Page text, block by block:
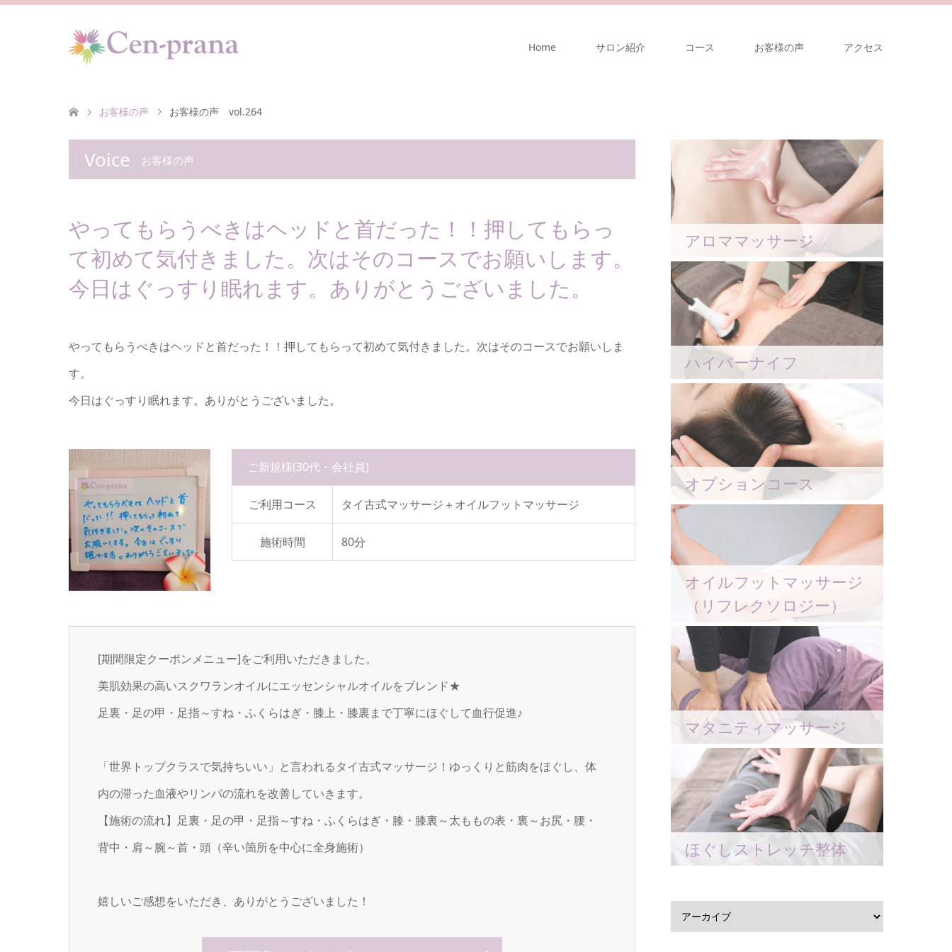
Home サロン紹介 コース お客様の声 アクセス
お客様の声 お客様の声 vol.264
Voice お客様の声
やってもらうべきはヘッドと首だった！！押してもらっ
て初めて気付きました。次はそのコースでお願いします。
今日はぐっすり眠れます。ありがとうございました。
やってもらうべきはヘッドと首だった！！押してもらって初めて気付きました。次はそのコースでお願いしま
す。
今日はぐっすり眠れます。ありがとうございました。
ご新規様(30代・会社員)
ご利用コース タイ古式マッサージ＋オイルフットマッサージ
施術時間 80分
[期間限定クーポンメニュー]をご利用いただきました。
美肌効果の高いスクワランオイルにエッセンシャルオイルをブレンド★
足裏・足の甲・足指～すね・ふくらはぎ・膝上・膝裏まで丁寧にほぐして血行促進♪
「世界トップクラスで気持ちいい」と言われるタイ古式マッサージ！ゆっくりと筋肉をほぐし、体
内の滞った血液やリンパの流れを改善していきます。
【施術の流れ】足裏・足の甲・足指～すね・ふくらはぎ・膝・膝裏～太ももの表・裏～お尻・腰・
背中・肩～腕～首・頭（辛い箇所を中心に全身施術）
嬉しいご感想をいただき、ありがとうございました！
アロママッサージ
ハイパーナイフ
オプションコース
オイルフットマッサージ
（リフレクソロジー）
マタニティマッサージ
ほぐしストレッチ整体